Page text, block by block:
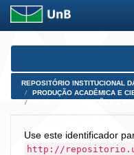
Skip
REPOSITÓRIO INSTITUCIONAL
PRODUÇÃO ACADÊMICA E
Use este identificador
http://